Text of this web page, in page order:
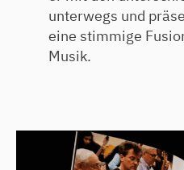
unterwegs und
eine stimmige
Musik.